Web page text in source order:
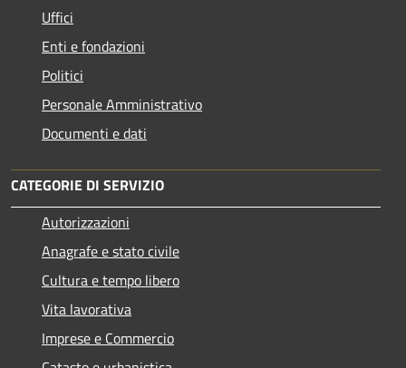
Uffici
Enti e fondazioni
Politici
Personale Amministrativo
Documenti e dati
CATEGORIE DI SERVIZIO
Autorizzazioni
Anagrafe e stato civile
Cultura e tempo libero
Vita lavorativa
Imprese e Commercio